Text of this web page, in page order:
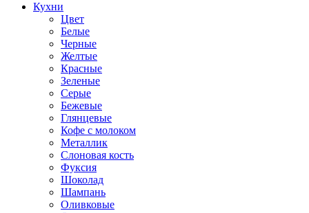
Кухни
Цвет
Белые
Черные
Желтые
Красные
Зеленые
Серые
Бежевые
Глянцевые
Кофе с молоком
Металлик
Слоновая кость
Фуксия
Шоколад
Шампань
Оливковые